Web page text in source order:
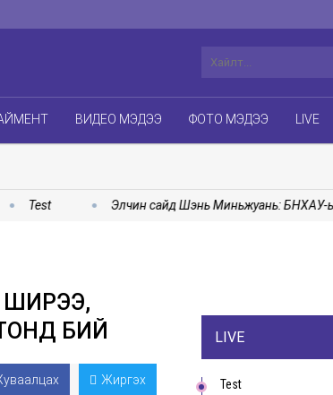
ВИДЕО МЭДЭЭ ФОТО МЭДЭЭ LIVE
Test Элчин сайд Шэнь Миньжуань: БНХАУ-ын
БИЙ
Жиргэх
LIVE
Test